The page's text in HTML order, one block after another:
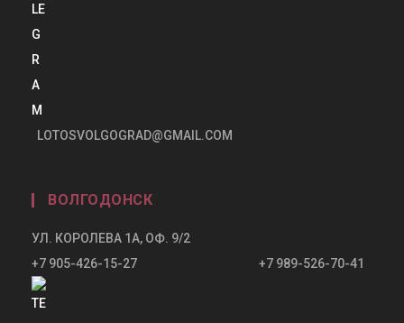
LOTOSVOLGOGRAD@GMAIL.COM
ВОЛГОДОНСК
УЛ. КОРОЛЕВА 1А, ОФ. 9/2
+7 905-426-15-27 +7 989-526-70-41